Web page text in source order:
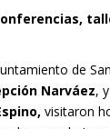
de
Narváez,
visitaron